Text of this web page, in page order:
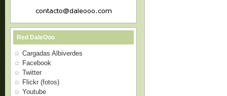
Red DaleOoo
Cargadas Albiverdes
Facebook
Twitter
Flickr (fotos)
Youtube